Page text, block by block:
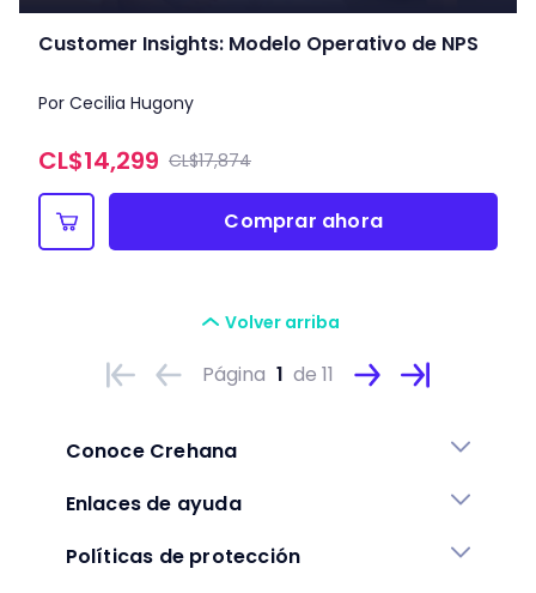
Customer Insights: Modelo Operativo de NPS
Por Cecilia Hugony
CL$14,299 CL$17,874
Comprar ahora
Volver arriba
Página 1 de 11
Conoce Crehana
Enlaces de ayuda
Políticas de protección